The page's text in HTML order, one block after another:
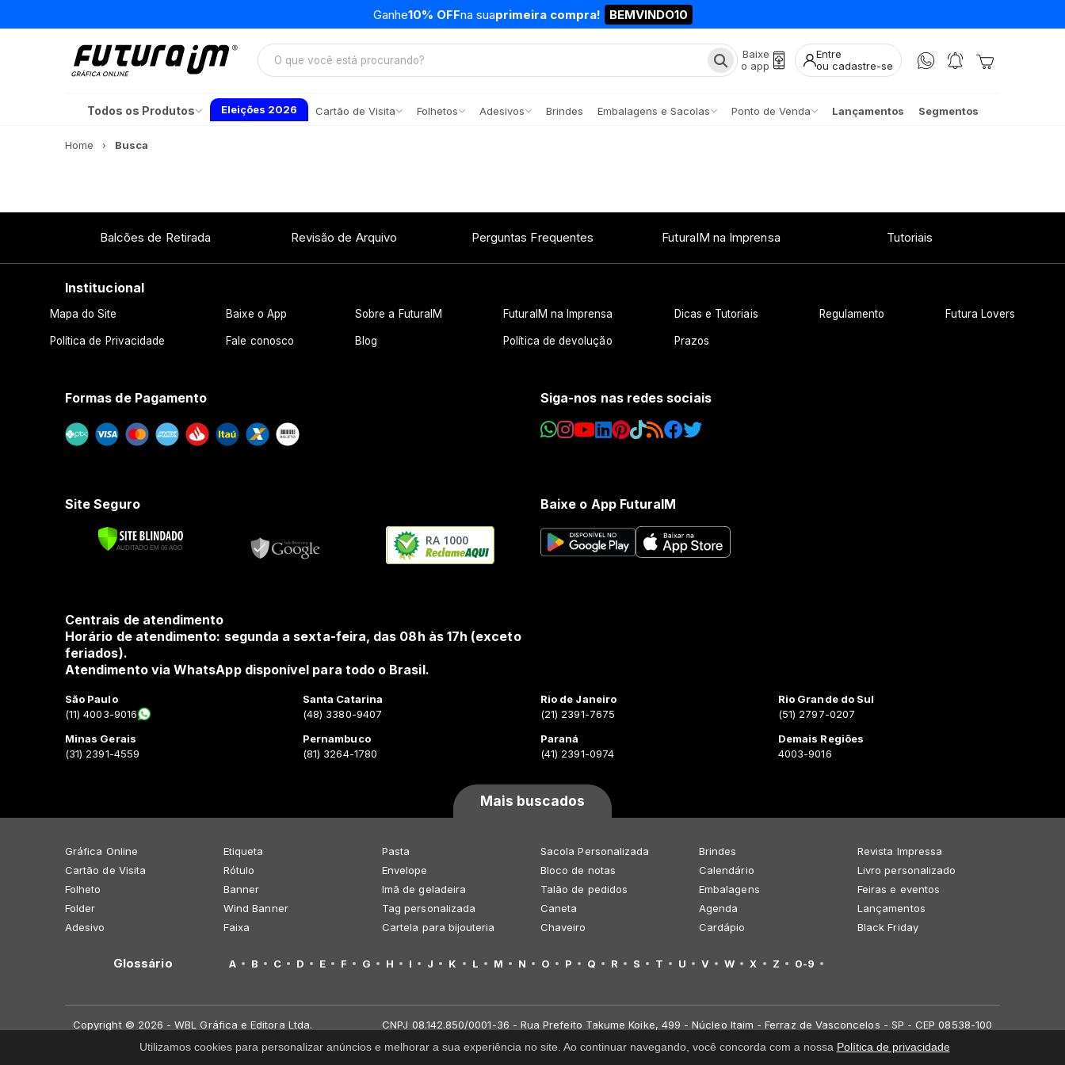
Ganhe10% OFFna suaprimeira compra! BEMVINDO10
Baixe
o app
Entre
ou cadastre-se
Todos os Produtos Eleições 2026 Cartão de Visita Folhetos Adesivos Brindes Embalagens e Sacolas Ponto de Venda Lançamentos Segmentos
Home Busca
Balcões de Retirada Revisão de Arquivo Perguntas Frequentes FuturaIM na Imprensa Tutoriais
Institucional
Mapa do Site Baixe o App Sobre a FuturaIM FuturaIM na Imprensa Dicas e Tutoriais Regulamento Futura Lovers
Política de Privacidade Fale conosco Blog Política de devolução Prazos
Formas de Pagamento Siga-nos nas redes sociais
Site Seguro
RA 1000
Baixe o App FuturaIM
Centrais de atendimento
Horário de atendimento: segunda a sexta-feira, das 08h às 17h (exceto
feriados).
Atendimento via WhatsApp disponível para todo o Brasil.
São Paulo
(11) 4003-9016
Minas Gerais
(31) 2391-4559
Santa Catarina
(48) 3380-9407
Pernambuco
(81) 3264-1780
Rio de Janeiro
(21) 2391-7675
Paraná
(41) 2391-0974
Rio Grande do Sul
(51) 2797-0207
Demais Regiões
4003-9016
Mais buscados
Gráfica Online
Cartão de Visita
Folheto
Folder
Adesivo
Etiqueta
Rótulo
Banner
Wind Banner
Faixa
Pasta
Envelope
Imã de geladeira
Tag personalizada
Cartela para bijouteria
Sacola Personalizada
Bloco de notas
Talão de pedidos
Caneta
Chaveiro
Brindes
Calendário
Embalagens
Agenda
Cardápio
Revista Impressa
Livro personalizado
Feiras e eventos
Lançamentos
Black Friday
Glossário A B C D E F G H I J K L M N O P Q R S T U V W X Z 0-9
Copyright © 2026 - WBL Gráfica e Editora Ltda.
CNPJ 08.142.850/0001-36 - Rua Prefeito Takume Koike, 499 - Núcleo Itaim - Ferraz de Vasconcelos - SP - CEP 08538-100
Utilizamos cookies para personalizar anúncios e melhorar a sua experiência no site. Ao continuar navegando, você concorda com a nossa Política de privacidade